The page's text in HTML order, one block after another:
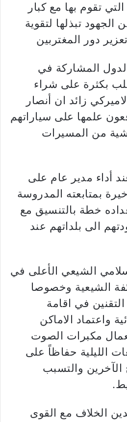
تقوم بها مع كبار
تبذلها لتقوية
دور المغتربين
المشاركة في
بكثرة على شراء
زائد ان أنصار
علمها على سياراتهم
من المسيرات
أداء مدير عام على
بمتابعته المدروسة
خطة بالتنسيق مع
الى بلداتهم عند
الشيعي الأعلى في
الشيعية وخصوصا
في اقامة
واعتماد الاماكن
مكبرات الصوت
الليلية حفاظاً على
الآخرين والتسبب
الخلاف مع القوى